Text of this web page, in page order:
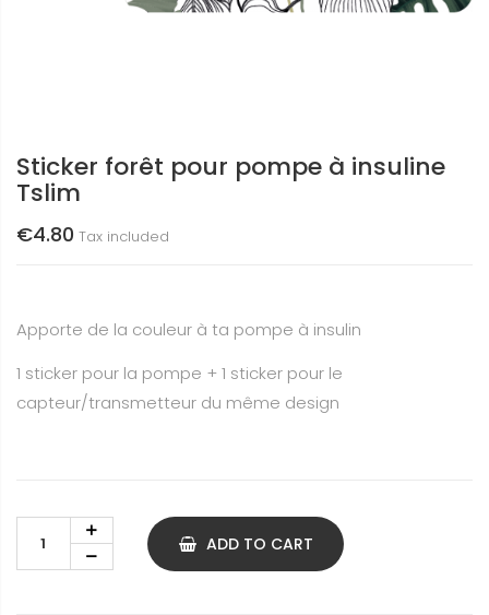
Sticker forêt pour pompe à insuline
Tslim
€4.80 Tax included
Apporte de la couleur à ta pompe à insulin
1 sticker pour la pompe + 1 sticker pour le
capteur/transmetteur du même design
ADD TO CART